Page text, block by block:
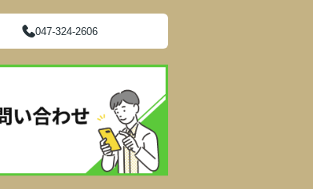
047-324-2606